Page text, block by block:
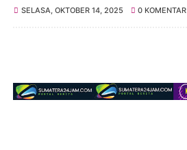
SELASA, OKTOBER 14, 2025 0 KOMENTAR